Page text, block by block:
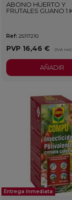
ABONO HUERTO Y
FRUTALES GUANO 1
Ref: 25117210
PVP 16,46 € (IVA
AÑADIR
Entrega Inmediata